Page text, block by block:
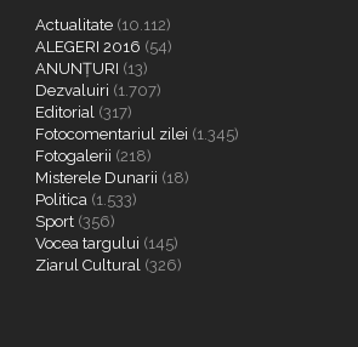
Actualitate (10.112)
ALEGERI 2016 (54)
ANUNȚURI (13)
Dezvaluiri (1.707)
Editorial (317)
Fotocomentariul zilei (1.345)
Fotogalerii (218)
Misterele Dunarii (18)
Politica (1.533)
Sport (356)
Vocea targului (145)
Ziarul Cultural (326)